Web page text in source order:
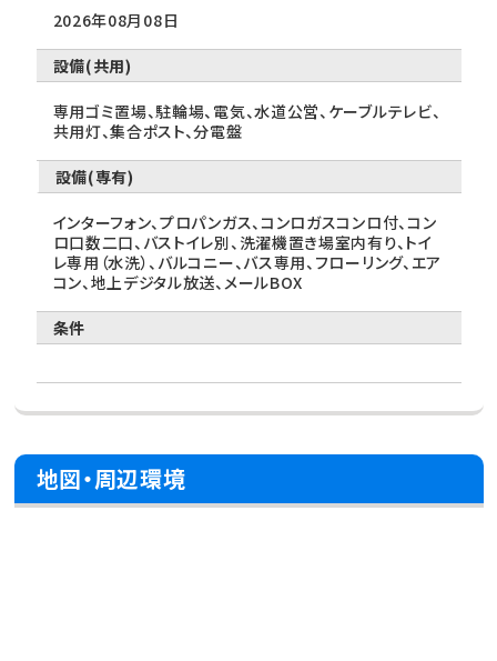
2026年08月08日
設備(共用)
専用ゴミ置場、駐輪場、電気、水道公営、ケーブルテレビ、
共用灯、集合ポスト、分電盤
設備(専有)
インターフォン、プロパンガス、コンロガスコンロ付、コン
ロ口数二口、バストイレ別、洗濯機置き場室内有り、トイ
レ専用（水洗）、バルコニー、バス専用、フローリング、エア
コン、地上デジタル放送、メールBOX
条件
地図・周辺環境